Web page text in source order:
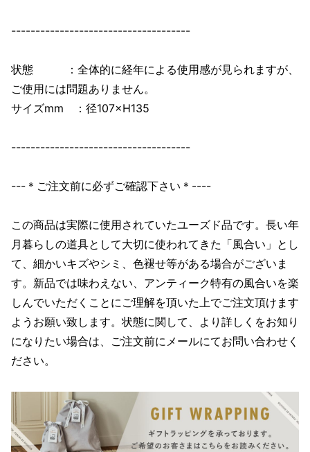
-------------------------------------
状態 ：全体的に経年による使用感が見られますが、
ご使用には問題ありません。
サイズmm ：径107×H135
-------------------------------------
---＊ご注文前に必ずご確認下さい＊----
この商品は実際に使用されていたユーズド品です。長い年
月暮らしの道具として大切に使われてきた「風合い」とし
て、細かいキズやシミ、色褪せ等がある場合がございま
す。新品では味わえない、アンティーク特有の風合いを楽
しんでいただくことにご理解を頂いた上でご注文頂けます
ようお願い致します。状態に関して、より詳しくをお知り
になりたい場合は、ご注文前にメールにてお問い合わせく
ださい。